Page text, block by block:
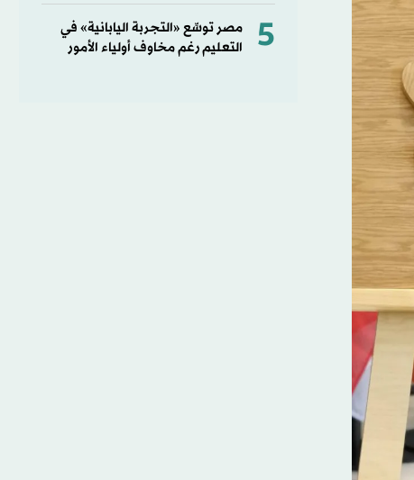
5
مصر توسِّع «التجربة اليابانية» في
التعليم رغم مخاوف أولياء الأمور